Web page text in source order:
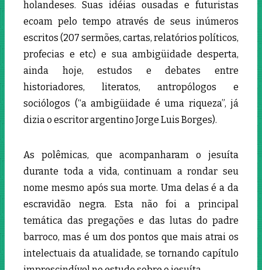
holandeses. Suas idéias ousadas e futuristas
ecoam pelo tempo através de seus inúmeros
escritos (207 sermões, cartas, relatórios políticos,
profecias e etc) e sua ambigüidade desperta,
ainda hoje, estudos e debates entre
historiadores, literatos, antropólogos e
sociólogos (“a ambigüidade é uma riqueza”, já
dizia o escritor argentino Jorge Luis Borges).
As polêmicas, que acompanharam o jesuíta
durante toda a vida, continuam a rondar seu
nome mesmo após sua morte. Uma delas é a da
escravidão negra. Esta não foi a principal
temática das pregações e das lutas do padre
barroco, mas é um dos pontos que mais atrai os
intelectuais da atualidade, se tornando capítulo